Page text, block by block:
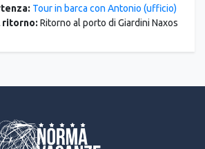
Tour in barca con Antonio (ufficio)
ritorno: Ritorno al porto di Giardini Naxos